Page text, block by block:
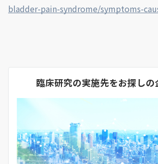
bladder-pain-syndrome/symptoms-
臨床研究の実施先をお探しの